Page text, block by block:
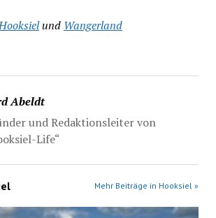
und Wangerland
Abeldt
und Redaktionsleiter von
Life“
Mehr Beiträge in Hooksiel »